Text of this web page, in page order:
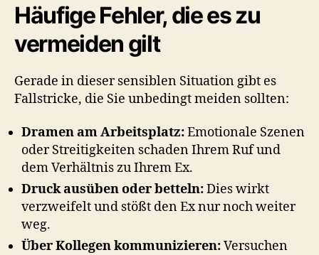
Häufige Fehler, die es zu
vermeiden gilt
Gerade in dieser sensiblen Situation gibt es
Fallstricke, die Sie unbedingt meiden sollten:
Dramen am Arbeitsplatz:Emotionale Szenen
oder Streitigkeiten schaden Ihrem Ruf und
dem Verhältnis zu Ihrem Ex.
Druck ausüben oder betteln:Dies wirkt
verzweifelt und stößt den Ex nur noch weiter
weg.
Über Kollegen kommunizieren:Versuchen